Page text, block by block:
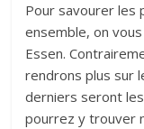
Pour savourer les
ensemble, on
Essen.
rendrons plus sur
derniers seront
pourrez y trouver